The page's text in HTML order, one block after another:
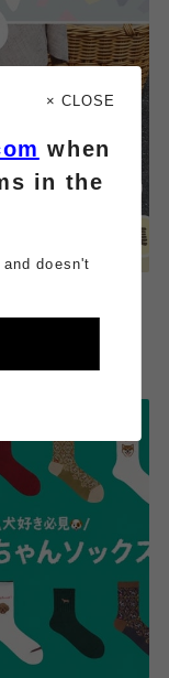
！】サンダルガード特
× CLOSE
when
in the
doesn't